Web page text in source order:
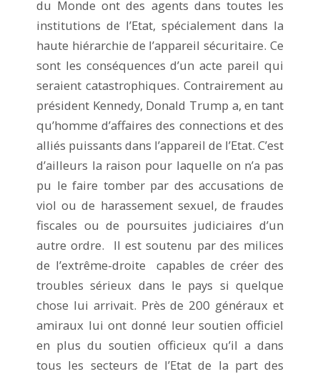
du Monde ont des agents dans toutes les
institutions de l’Etat, spécialement dans la
haute hiérarchie de l’appareil sécuritaire. Ce
sont les conséquences d’un acte pareil qui
seraient catastrophiques. Contrairement au
président Kennedy, Donald Trump a, en tant
qu’homme d’affaires des connections et des
alliés puissants dans l’appareil de l’Etat. C’est
d’ailleurs la raison pour laquelle on n’a pas
pu le faire tomber par des accusations de
viol ou de harassement sexuel, de fraudes
fiscales ou de poursuites judiciaires d’un
autre ordre. Il est soutenu par des milices
de l’extrême-droite capables de créer des
troubles sérieux dans le pays si quelque
chose lui arrivait. Près de 200 généraux et
amiraux lui ont donné leur soutien officiel
en plus du soutien officieux qu’il a dans
tous les secteurs de l’Etat de la part des